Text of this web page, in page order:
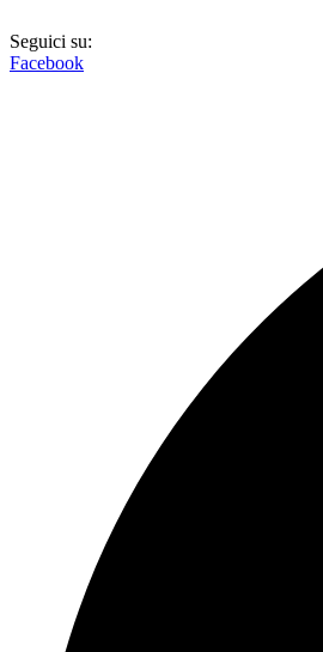
al
contenuto
Seguici su:
Facebook